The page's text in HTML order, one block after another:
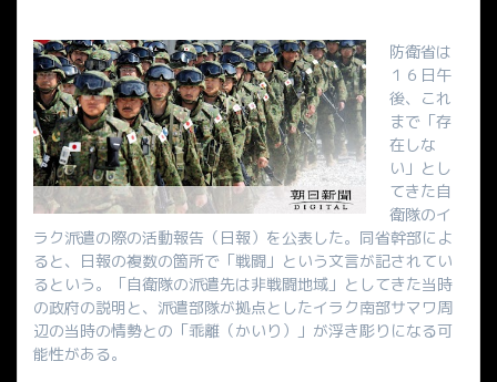
防衛省は
１６日午
後、これ
まで「存
在しな
い」とし
てきた自
衛隊のイ
ラク派遣の際の活動報告（日報）を公表した。同省幹部によ
ると、日報の複数の箇所で「戦闘」という文言が記されてい
るという。「自衛隊の派遣先は非戦闘地域」としてきた当時
の政府の説明と、派遣部隊が拠点としたイラク南部サマワ周
辺の当時の情勢との「乖離（かいり）」が浮き彫りになる可
能性がある。